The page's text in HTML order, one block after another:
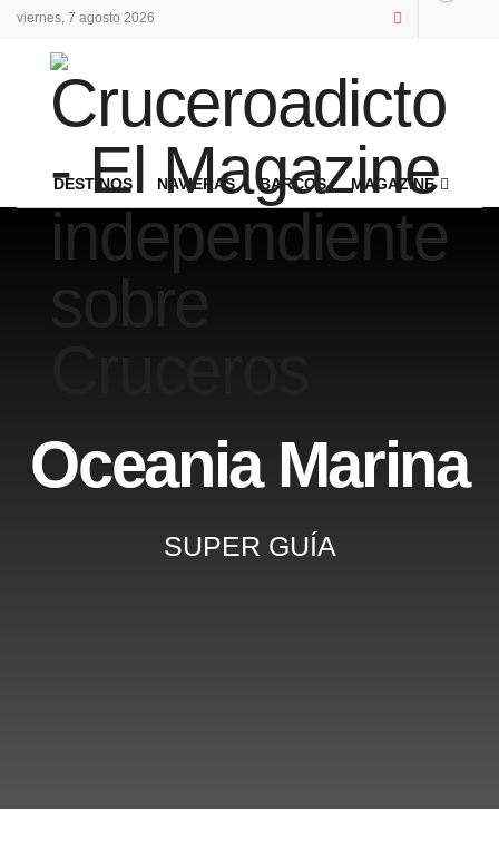
viernes, 7 agosto 2026
DESTINOS NAVIERAS BARCOS MAGAZINE
Oceania Marina
SUPER GUÍA